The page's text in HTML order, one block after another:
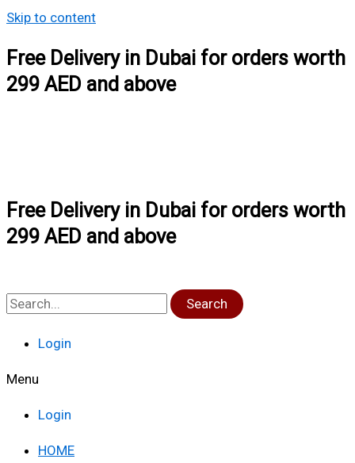
Skip to content
Free Delivery in Dubai for orders worth
299 AED and above
Free Delivery in Dubai for orders worth
299 AED and above
Search
Login
Menu
Login
HOME